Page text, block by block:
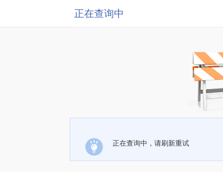
正在查询中
正在查询中，请刷新重试